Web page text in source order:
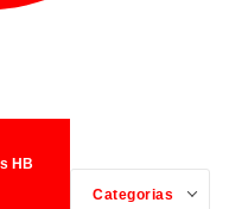
HB
Categorias